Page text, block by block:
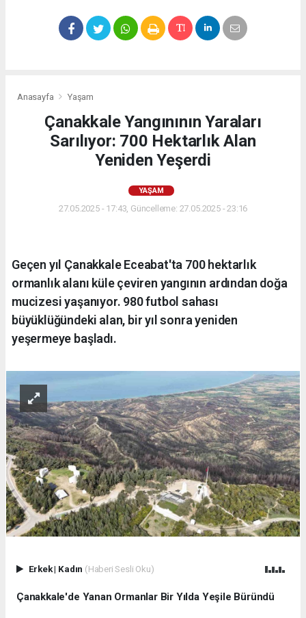
Anasayfa Yaşam
Çanakkale Yangınının Yaraları
Sarılıyor: 700 Hektarlık Alan
Yeniden Yeşerdi
YAŞAM
27.05.2025 - 17:43, Güncelleme: 27.05.2025 - 23:16
Geçen yıl Çanakkale Eceabat'ta 700 hektarlık
ormanlık alanı küle çeviren yangının ardından doğa
mucizesi yaşanıyor. 980 futbol sahası
büyüklüğündeki alan, bir yıl sonra yeniden
yeşermeye başladı.
Erkek| Kadın (Haberi Sesli Oku)
Çanakkale'de Yanan Ormanlar Bir Yılda Yeşile Büründü